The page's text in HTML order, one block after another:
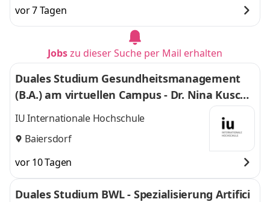
vor 7 Tagen
Jobszu dieser Suche per Mail erhalten
Duales Studium Gesundheitsmanagement
(B.A.) am virtuellen Campus - Dr. Nina Kuschk
e
IU Internationale Hochschule
Baiersdorf
vor 10 Tagen
Duales Studium BWL - Spezialisierung Artifici